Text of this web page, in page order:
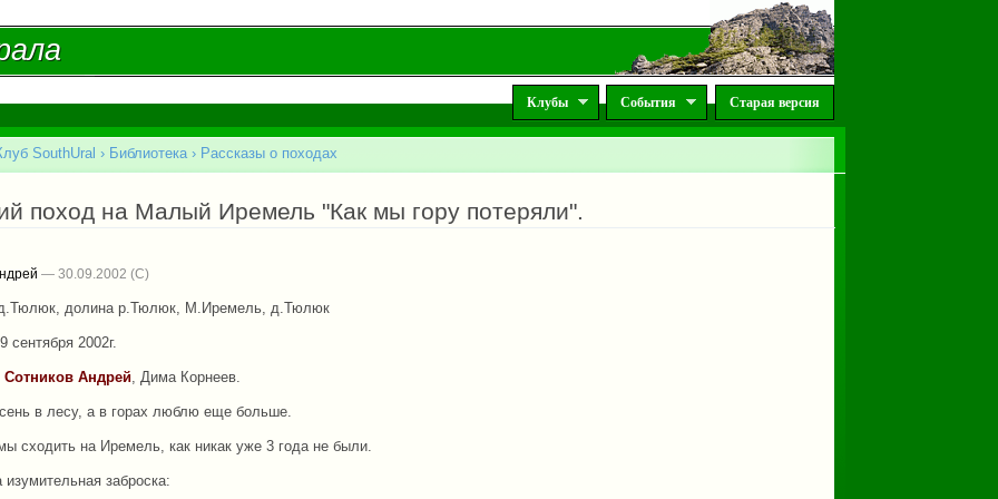
Клубы События Старая версия
SouthUral › Библиотека › Рассказы о походах
поход на Малый Иремель "Как мы гору потеряли".
— 30.09.2002
долина р.Тюлюк, М.Иремель, д.Тюлюк
сентября 2002г.
Сотников Андрей, Дима Корнеев.
в лесу, а в горах люблю еще больше.
сходить на Иремель, как никак уже 3 года не были.
изумительная заброска: